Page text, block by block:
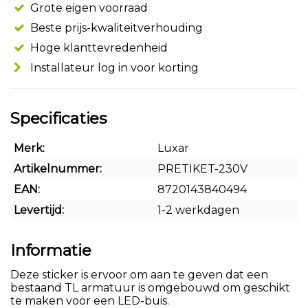
Grote eigen voorraad
Beste prijs-kwaliteitverhouding
Hoge klanttevredenheid
Installateur log in voor korting
Specificaties
Merk:
Luxar
Artikelnummer:
PRETIKET-230V
EAN:
8720143840494
Levertijd:
1-2 werkdagen
Informatie
Deze sticker is ervoor om aan te geven dat een
bestaand TL armatuur is omgebouwd om geschikt
te maken voor een LED-buis.